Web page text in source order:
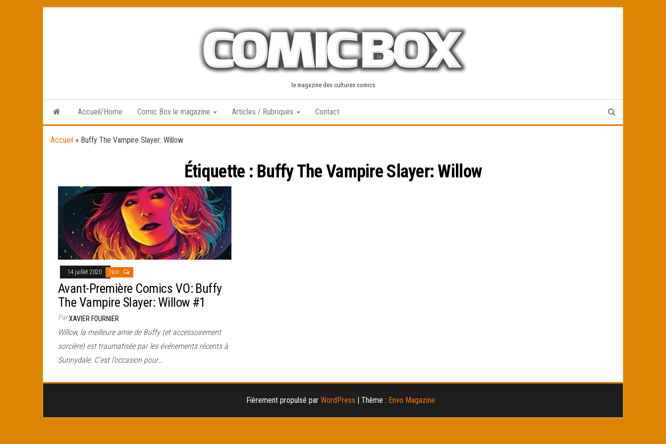
le magazine des cultures comics
Accueil/Home Comic Box le magazine Articles / Rubriques Contact
Accueil » Buffy The Vampire Slayer: Willow
Étiquette : Buffy The Vampire Slayer: Willow
14 juillet 2020 Non
Avant-Première Comics VO: Buffy
The Vampire Slayer: Willow #1
ParXAVIER FOURNIER
Willow, la meilleure amie de Buffy (et accessoirement
sorcière) est traumatisée par les événements récents à
Sunnydale. C’est l’occasion pour…
Fièrement propulsé par WordPress | Thème : Envo Magazine